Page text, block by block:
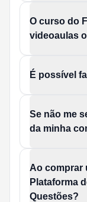
O curso do
videoaulas
É possível
Se não me
da minha
Ao comprar
Plataforma
Questões?